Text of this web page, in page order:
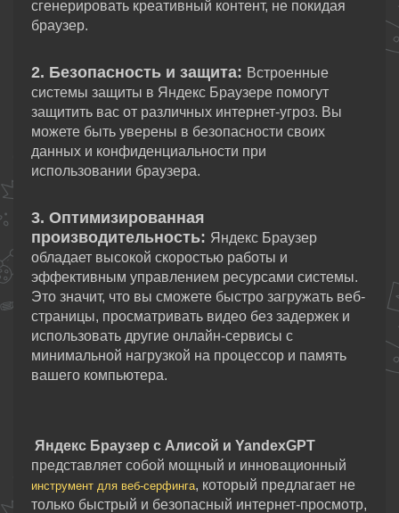
сгенерировать креативный контент, не покидая
браузер.
2. Безопасность и защита: Встроенные
системы защиты в Яндекс Браузере помогут
защитить вас от различных интернет-угроз. Вы
можете быть уверены в безопасности своих
данных и конфиденциальности при
использовании браузера.
3. Оптимизированная
производительность: Яндекс Браузер
обладает высокой скоростью работы и
эффективным управлением ресурсами системы.
Это значит, что вы сможете быстро загружать веб-
страницы, просматривать видео без задержек и
использовать другие онлайн-сервисы с
минимальной нагрузкой на процессор и память
вашего компьютера.
Яндекс Браузер с Алисой и YandexGPT
представляет собой мощный и инновационный
инструмент для веб-серфинга, который предлагает не
только быстрый и безопасный интернет-просмотр,